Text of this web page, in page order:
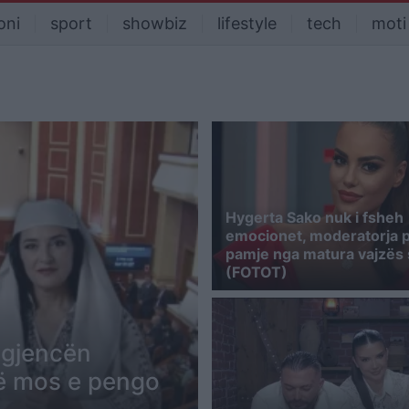
sport showbiz lifestyle tech moti
mos e pengo
Hygerta Sako nuk i fsheh
emocionet, moderatorja
pamje nga matura vajzës
(FOTOT)